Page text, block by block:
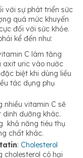
với sự phát triển sức
quá mức khuyến
đối với sức khỏe.
kể đến như:
C làm tăng
axit uric vào nước
biệt khi dùng liều
tác dụng phụ
nhiều vitamin C sẽ
dưỡng khác.
khả năng tiêu thụ
chất khác.
: Cholesterol
cholesterol có hại